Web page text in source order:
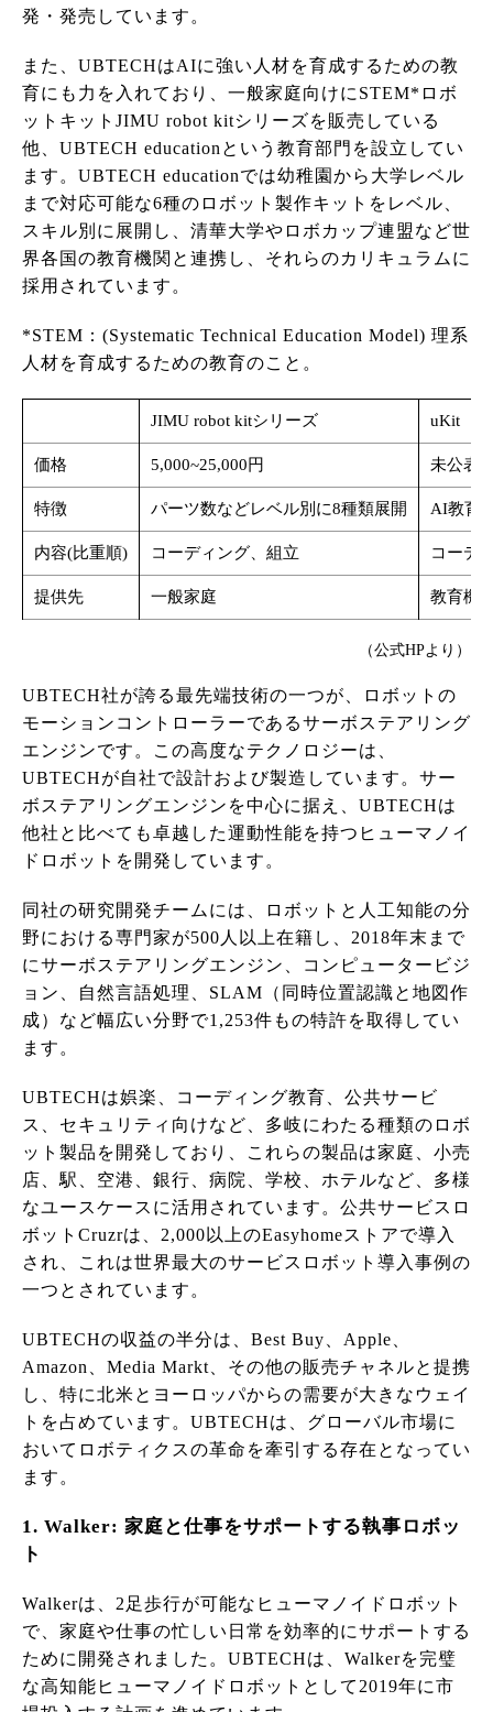
発・発売しています。
また、UBTECHはAIに強い人材を育成するための教
育にも力を入れており、一般家庭向けにSTEM*ロボ
ットキットJIMU robot kitシリーズを販売している
他、UBTECH educationという教育部門を設立してい
ます。UBTECH educationでは幼稚園から大学レベル
まで対応可能な6種のロボット製作キットをレベル、
スキル別に展開し、清華大学やロボカップ連盟など世
界各国の教育機関と連携し、それらのカリキュラムに
採用されています。
*STEM：(Systematic Technical Education Model) 理系
人材を育成するための教育のこと。
JIMU robot kitシリーズ uKit
価格 5,000~25,000円 未公表
特徴 パーツ数などレベル別に8種類展開 AI教育
内容(比重順) コーディング、組立 コーデ
提供先 一般家庭 教育機
（公式HPより）
UBTECH社が誇る最先端技術の一つが、ロボットの
モーションコントローラーであるサーボステアリング
エンジンです。この高度なテクノロジーは、
UBTECHが自社で設計および製造しています。サー
ボステアリングエンジンを中心に据え、UBTECHは
他社と比べても卓越した運動性能を持つヒューマノイ
ドロボットを開発しています。
同社の研究開発チームには、ロボットと人工知能の分
野における専門家が500人以上在籍し、2018年末まで
にサーボステアリングエンジン、コンピュータービジ
ョン、自然言語処理、SLAM（同時位置認識と地図作
成）など幅広い分野で1,253件もの特許を取得してい
ます。
UBTECHは娯楽、コーディング教育、公共サービ
ス、セキュリティ向けなど、多岐にわたる種類のロボ
ット製品を開発しており、これらの製品は家庭、小売
店、駅、空港、銀行、病院、学校、ホテルなど、多様
なユースケースに活用されています。公共サービスロ
ボットCruzrは、2,000以上のEasyhomeストアで導入
され、これは世界最大のサービスロボット導入事例の
一つとされています。
UBTECHの収益の半分は、Best Buy、Apple、
Amazon、Media Markt、その他の販売チャネルと提携
し、特に北米とヨーロッパからの需要が大きなウェイ
トを占めています。UBTECHは、グローバル市場に
おいてロボティクスの革命を牽引する存在となってい
ます。
1. Walker: 家庭と仕事をサポートする執事ロボッ
ト
Walkerは、2足歩行が可能なヒューマノイドロボット
で、家庭や仕事の忙しい日常を効率的にサポートする
ために開発されました。UBTECHは、Walkerを完璧
な高知能ヒューマノイドロボットとして2019年に市